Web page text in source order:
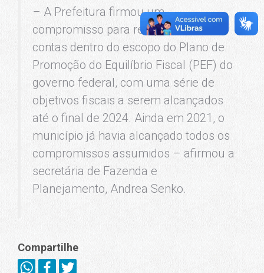
– A Prefeitura firmou um
compromisso para reequilibrar as
contas dentro do escopo do Plano de
Promoção do Equilíbrio Fiscal (PEF) do
governo federal, com uma série de
objetivos fiscais a serem alcançados
até o final de 2024. Ainda em 2021, o
município já havia alcançado todos os
compromissos assumidos – afirmou a
secretária de Fazenda e
Planejamento, Andrea Senko.
Compartilhe